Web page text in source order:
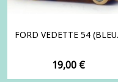
FORD VEDETTE 54
Prix
19,00 €